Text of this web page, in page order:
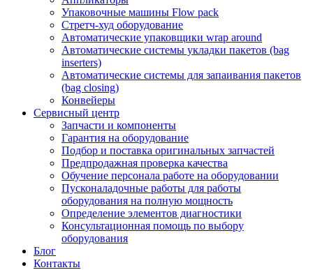
Упаковочные машины Flow pack
Стретч-худ оборудование
Автоматические упаковщики wrap around
Автоматические системы укладки пакетов (bag
inserters)
Автоматические системы для запаивания пакетов
(bag closing)
Конвейеры
Сервисный центр
Запчасти и компоненты
Гарантия на оборудование
Подбор и поставка оригинальных запчастей
Предпродажная проверка качества
Обучение персонала работе на оборудовании
Пусконаладочные работы для работы
оборудования на полную мощность
Определение элементов диагностики
Консультационная помощь по выбору
оборудования
Блог
Контакты